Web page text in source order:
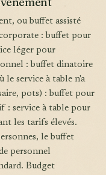
: buffet pour
léger pour
: buffet dinatoire
le service à table n'a
pots) : buffet pour
: service à table pour
les tarifs élevés.
le buffet
personnel
Budget